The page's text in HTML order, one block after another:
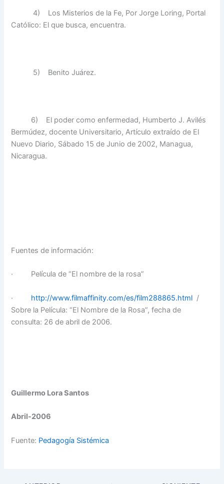
4) Los Misterios de la Fe, Por Jorge Loring, Portal
Católico: El que busca, encuentra.
5) Benito Juárez.
6) El poder como enfermedad, Humberto J. Avilés
Bermúdez, docente Universitario, Artículo extraído de El
Nuevo Diario, Sábado 15 de Junio de 2002, Managua,
Nicaragua.
Fuentes de información:
· Película de “El nombre de la rosa”
· http://www.filmaffinity.com/es/film288865.html /
Sobre la Película: “El Nombre de la Rosa”, fecha de
consulta: 26 de abril de 2006.
Guillermo Lora Santos
Abril-2006
Fuente: Pedagogía Sistémica